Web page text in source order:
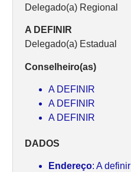
Delegado(a) Regional
A DEFINIR
Delegado(a) Estadual
Conselheiro(as)
A DEFINIR
A DEFINIR
A DEFINIR
DADOS
Endereço: A definir